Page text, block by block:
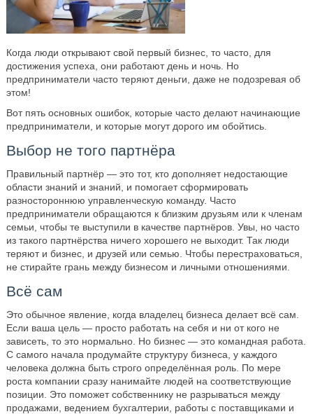
Когда люди открывают свой первый бизнес, то часто, для
достижения успеха, они работают день и ночь. Но
предприниматели часто теряют деньги, даже не подозревая об
этом!
Вот пять основных ошибок, которые часто делают начинающие
предприниматели, и которые могут дорого им обойтись.
Выбор не того партнёра
Правильный партнёр — это тот, кто дополняет недостающие
области знаний и знаний, и помогает сформировать
разностороннюю управленческую команду. Часто
предприниматели обращаются к близким друзьям или к членам
семьи, чтобы те выступили в качестве партнёров. Увы, но часто
из такого партнёрства ничего хорошего не выходит. Так люди
теряют и бизнес, и друзей или семью. Чтобы перестраховаться,
не стирайте грань между бизнесом и личными отношениями.
Всё сам
Это обычное явление, когда владелец бизнеса делает всё сам.
Если ваша цель — просто работать на себя и ни от кого не
зависеть, то это нормально. Но бизнес — это командная работа.
С самого начала продумайте структуру бизнеса, у каждого
человека должна быть строго определённая роль. По мере
роста компании сразу нанимайте людей на соответствующие
позиции. Это поможет собственнику не разрываться между
продажами, ведением бухгалтерии, работы с поставщиками и